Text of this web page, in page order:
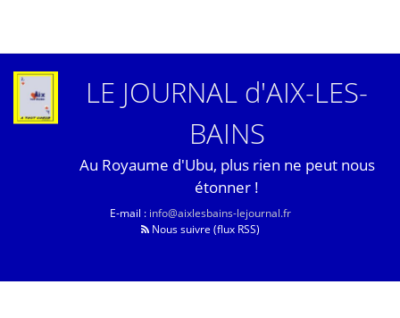
LE JOURNAL d'AIX-LES-
BAINS
Au Royaume d'Ubu, plus rien ne peut nous
étonner !
E-mail : info@aixlesbains-lejournal.fr
Nous suivre (flux RSS)